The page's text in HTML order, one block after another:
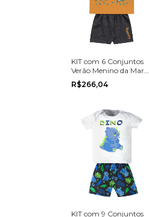
KIT com 6 Conjuntos
Verão Menino da Marca
Fakini na grade do P
ao G
R$266,04
KIT com 9 Conjuntos